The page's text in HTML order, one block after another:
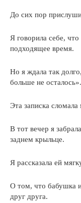
До сих пор
Я говорила себе,
подходящее время.
Но я ждала так
больше не осталось».
Эта записка сломала
В тот вечер я
заднем крыльце.
Я рассказала ей
О том, что бабушка
друг друга.